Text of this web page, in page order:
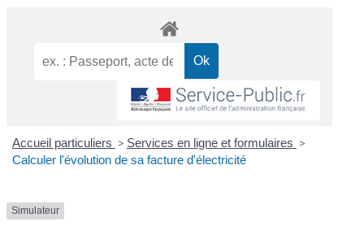
Accueil particuliers > Services en ligne et formulaires >
Calculer l'évolution de sa facture d'électricité
Simulateur